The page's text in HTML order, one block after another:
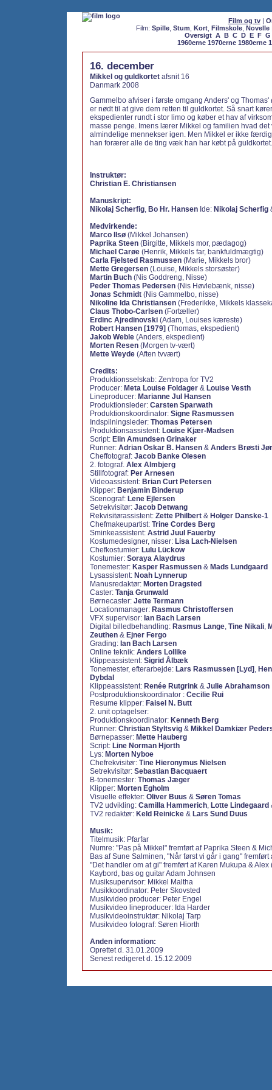
Film og tv|
Film: Spille, Stum Kort, Filmskole, Novelle
Oversigt A B C D E F G
1960erne 1970erne 1980erne
16. december
Mikkel og guldkortet afsnit 16
Danmark 2008
Gammelbo afviser i første omgang Anders' og
er nødt til at give dem retten til guldkortet. Så snart
ekspedienter rundt i stor limo og køber et hav af
masse penge. Imens lærer Mikkel og familien hvad
almindelige mennekser igen. Men Mikkel er ikke
han forærer alle de ting væk han har købt på guldkortet.
Instruktør:
Christian E. Christiansen
Manuskript:
Nikolaj Scherfig, Bo Hr. Hansen Ide: Nikolaj Scherfig
Medvirkende:
Marco Ilsø (Mikkel Johansen)
Paprika Steen (Birgitte, Mikkels mor, pædagog)
Michael Carøe (Henrik, Mikkels far, bankfuldmægtig)
Carla Fjelsted Rasmussen (Marie, Mikkels bror)
Mette Gregersen (Louise, Mikkels storsøster)
Martin Buch (Nis Goddreng, Nisse)
Peder Thomas Pedersen (Nis Høvlebænk, nisse)
Jonas Schmidt (Nis Gammelbo, nisse)
Nikoline Ida Christiansen (Frederikke, Mikkels
Claus Thobo-Carlsen (Fortæller)
Erdinc Ajredinovski (Adam, Louises kæreste)
Robert Hansen [1979] (Thomas, ekspedient)
Jakob Weble (Anders, ekspedient)
Morten Resen (Morgen tv-vært)
Mette Weyde (Aften tvvært)
Credits:
Produktionsselskab: Zentropa for TV2
Producer: Meta Louise Foldager & Louise Vesth
Lineproducer: Marianne Jul Hansen
Produktionsleder: Carsten Sparwath
Produktionskoordinator: Signe Rasmussen
Indspilningsleder: Thomas Petersen
Produktionsassistent: Louise Kjær-Madsen
Script: Elin Amundsen Grinaker
Runner: Adrian Oskar B. Hansen & Anders Brøsti
Cheffotograf: Jacob Banke Olesen
2. fotograf. Alex Almbjerg
Stillfotograf: Per Arnesen
Videoassistent: Brian Curt Petersen
Klipper: Benjamin Binderup
Scenograf: Lene Ejlersen
Setrekvisitør: Jacob Detwang
Rekvisitørassistent: Zette Philbert & Holger Danske-1
Chefmakeupartist: Trine Cordes Berg
Sminkeassistent: Astrid Juul Fauerby
Kostumedesigner, nisser: Lisa Lach-Nielsen
Chefkostumier: Lulu Lückow
Kostumier: Soraya Alaydrus
Tonemester: Kasper Rasmussen & Mads Lundgaard
Lysassistent: Noah Lynnerup
Manusredaktør: Morten Dragsted
Caster: Tanja Grunwald
Børnecaster: Jette Termann
Locationmanager: Rasmus Christoffersen
VFX supervisor: Ian Bach Larsen
Digital billedbehandling: Rasmus Lange, Tine Nikali,
Zeuthen & Ejner Fergo
Grading: Ian Bach Larsen
Online teknik: Anders Lollike
Klippeassistent: Sigrid Ålbæk
Tonemester, efterarbejde: Lars Rasmussen [Lyd] ,
Dybdal
Klippeassistent: Renée Rutgrink & Julie Abrahamson
Postproduktionskoordinator : Cecilie Rui
Resume klipper: Faisel N. Butt
2. unit optagelser:
Produktionskoordinator: Kenneth Berg
Runner: Christian Styltsvig & Mikkel Damkiær
Børnepasser: Mette Hauberg
Script: Line Norman Hjorth
Lys: Morten Nyboe
Chefrekvisitør: Tine Hieronymus Nielsen
Setrekvisitør: Sebastian Bacquaert
B-tonemester: Thomas Jæger
Klipper: Morten Egholm
Visuelle effekter: Oliver Buus & Søren Tomas
TV2 udvikling: Camilla Hammerich, Lotte Lindegaard
TV2 redaktør: Keld Reinicke & Lars Sund Duus
Musik:
Titelmusik: Pfarfar
Numre: "Pas på Mikkel" fremført af Paprika Steen &
Bas af Sune Salminen, "Når først vi går i gang" fremført
"Det handler om at gi" fremført af Karen Mukupa & Alex
Kaybord, bas og guitar Adam Johnsen
Musiksupervisor: Mikkel Maltha
Musikkoordinator: Peter Skovsted
Musikvideo producer: Peter Engel
Musikvideo lineproducer: Ida Harder
Musikvideoinstruktør: Nikolaj Tarp
Musikvideo fotograf: Søren Hiorth
Anden information:
Oprettet d. 31.01.2009
Senest redigeret d. 15.12.2009